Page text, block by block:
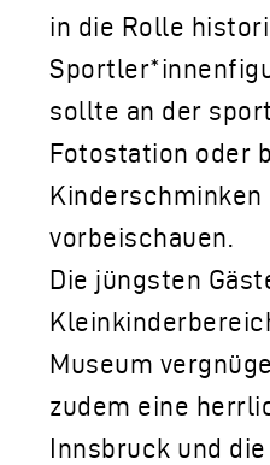
in die Rolle
sollte an der
Fotostation oder
Kinderschminken
vorbeischauen.
Die jüngsten
Museum
zudem eine
Innsbruck und